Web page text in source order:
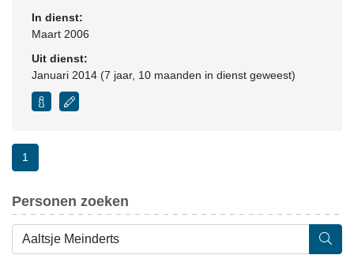
In dienst:
Maart 2006
Uit dienst:
Januari 2014 (7 jaar, 10 maanden in dienst geweest)
1
Personen zoeken